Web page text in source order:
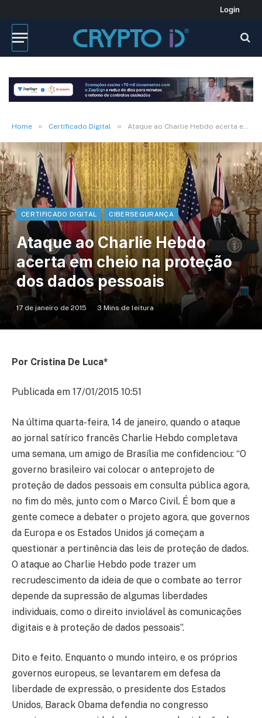
Login
Home » Certificado Digital » Ataque ao Charlie Hebdo acerta em cheio na proteção dos dados pessoais
CERTIFICADO DIGITAL CIBERSEGURANÇA
Ataque ao Charlie Hebdo
acerta em cheio na proteção
dos dados pessoais
17 de janeiro de 2015 3 Mins de leitura
Por Cristina De Luca*
Publicada em 17/01/2015 10:51
Na última quarta-feira, 14 de janeiro, quando o ataque
ao jornal satírico francês Charlie Hebdo completava
uma semana, um amigo de Brasília me confidenciou: “O
governo brasileiro vai colocar o anteprojeto de
proteção de dados pessoais em consulta pública agora,
no fim do mês, junto com o Marco Civil. É bom que a
gente comece a debater o projeto agora, que governos
da Europa e os Estados Unidos já começam a
questionar a pertinência das leis de proteção de dados.
O ataque ao Charlie Hebdo pode trazer um
recrudescimento da ideia de que o combate ao terror
depende da supressão de algumas liberdades
individuais, como o direito inviolável às comunicações
digitais e à proteção de dados pessoais”.
Dito e feito. Enquanto o mundo inteiro, e os próprios
governos europeus, se levantarem em defesa da
liberdade de expressão, o presidente dos Estados
Unidos, Barack Obama defendia no congresso